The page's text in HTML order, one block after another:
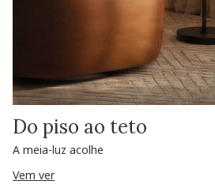
Do piso ao teto
A meia-luz acolhe
Vem ver